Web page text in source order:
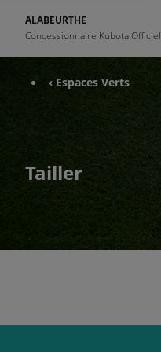
ALABEURTHE
Concessionnaire Kubota Officiel
‹ Espaces Verts
Tailler